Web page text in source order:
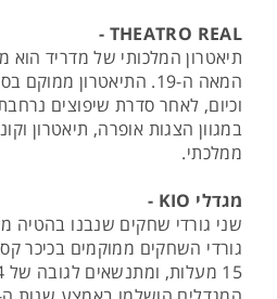
THEATRO REAL -
תיאטרון המלכותי של מדריד הוא
המאה ה-19. התיאטרון
וכיום, לאחר סדרת שיפוצים
במגוון הצגות אופרה, תיאטרון
ממלכתי.
מגדלי KIO -
שני גורדי שחקים שנבנו בהטיה
גורדי השחקים ממוקמים בכיכר